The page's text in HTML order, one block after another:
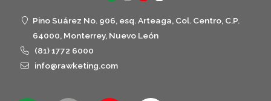
Pino Suárez No. 906, esq. Arteaga, Col. Centro, C.P.
64000, Monterrey, Nuevo León
(81) 1772 6000
info@rawketing.com